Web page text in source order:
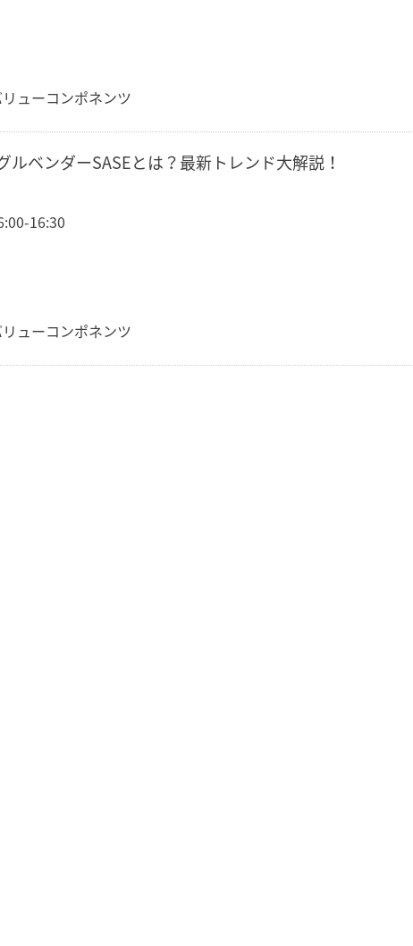
ューコンポネンツ
ベンダーSASEとは？最新トレンド大解説！
16:30
ューコンポネンツ